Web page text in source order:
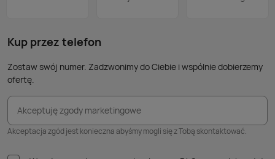
Kup przez telefon
Zostaw swój numer. Zadzwonimy do Ciebie i wspólnie dobierzemy
ofertę.
Akceptuję zgody marketingowe
Akceptacja zgód jest konieczna abyśmy mogli się z Tobą skontaktować.